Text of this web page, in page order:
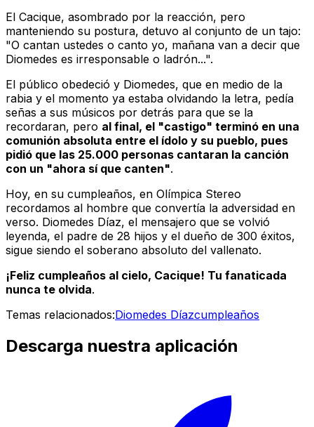
El Cacique, asombrado por la reacción, pero
manteniendo su postura, detuvo al conjunto de un tajo:
"O cantan ustedes o canto yo, mañana van a decir que
Diomedes es irresponsable o ladrón...".
El público obedeció y Diomedes, que en medio de la
rabia y el momento ya estaba olvidando la letra, pedía
señas a sus músicos por detrás para que se la
recordaran, pero al final, el "castigo" terminó en una
comunión absoluta entre el ídolo y su pueblo, pues
pidió que las 25.000 personas cantaran la canción
con un "ahora sí que canten".
Hoy, en su cumpleaños, en Olímpica Stereo
recordamos al hombre que convertía la adversidad en
verso. Diomedes Díaz, el mensajero que se volvió
leyenda, el padre de 28 hijos y el dueño de 300 éxitos,
sigue siendo el soberano absoluto del vallenato.
¡Feliz cumpleaños al cielo, Cacique! Tu fanaticada
nunca te olvida.
Temas relacionados:Diomedes Díazcumpleaños
Descarga nuestra aplicación